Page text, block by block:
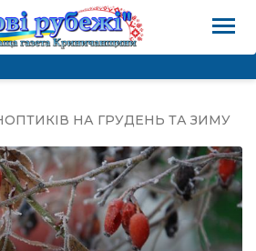
НА ГРУДЕНЬ ТА ЗИМУ